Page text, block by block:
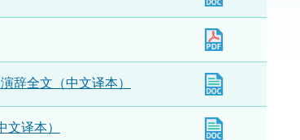
辞全文（中文译本）
译本）